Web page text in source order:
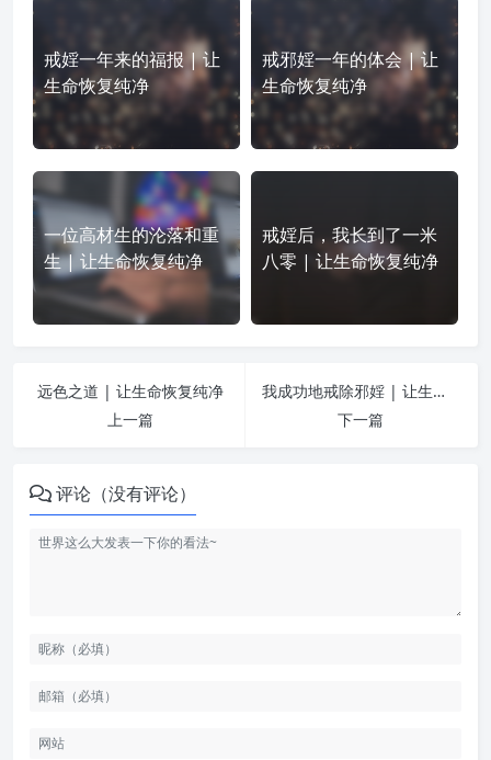
戒婬一年来的福报 | 让
生命恢复纯净
戒邪婬一年的体会 | 让
生命恢复纯净
一位高材生的沦落和重
生 | 让生命恢复纯净
戒婬后，我长到了一米
八零 | 让生命恢复纯净
远色之道 | 让生命恢复纯净
上一篇
我成功地戒除邪婬 | 让生命恢复纯净
下一篇
评论（没有评论）